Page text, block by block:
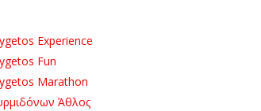
Experience
Fun
Marathon
Άθλος